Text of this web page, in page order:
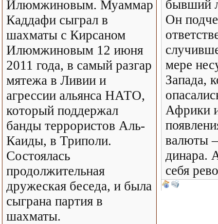
Илюмжиновым. Муаммар
Каддафи сыграл в
шахматы с Кирсаном
Илюмжиновым 12 июня
2011 года, в самый разгар
мятежа в Ливии и
агрессии альянса НАТО,
который поддержал
банды террористов Аль-
Каиды, в Триполи.
Состоялась
продолжительная
дружеская беседа, и была
сыграна партия в
шахматы.
бывший
Он
мере
Запада,
Африки
валюты
динара.
себя